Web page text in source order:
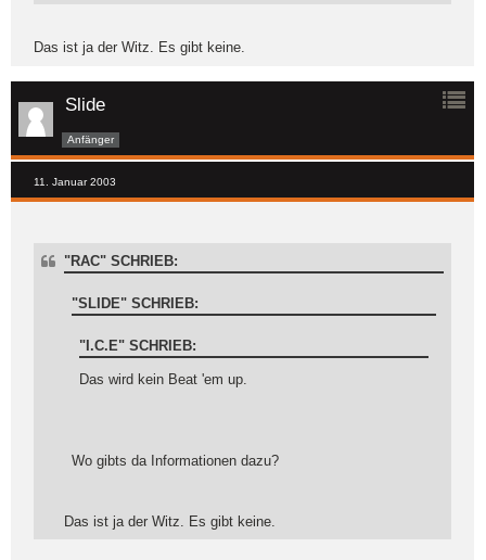
Das ist ja der Witz. Es gibt keine.
Slide
Anfänger
11. Januar 2003
"RAC" SCHRIEB:
"SLIDE" SCHRIEB:
"I.C.E" SCHRIEB:
Das wird kein Beat 'em up.
Wo gibts da Informationen dazu?
Das ist ja der Witz. Es gibt keine.